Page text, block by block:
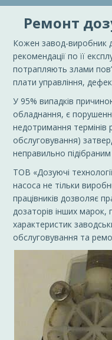
Ремонт
Кожен завод-виробник
рекомендації по її
потрапляють злами
плати управління,
У 95% випадків
обладнання, є
недотримання термінів
обслуговування)
неправильно
ТОВ «Дозуючі
насоса не тільки
працівників дозволяє
дозаторів інших марок,
характеристик
обслуговування та